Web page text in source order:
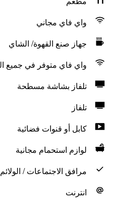
واي فاي مجاني
جهاز صنع القهوة/ الشاي
واي فاي متوفر في جميع
تلفاز بشاشة مسطحة
تلفاز
كابل أو قنوات فضائية
لوازم استحمام مجانية
مرافق الاجتماعات / الولائم
انترنت